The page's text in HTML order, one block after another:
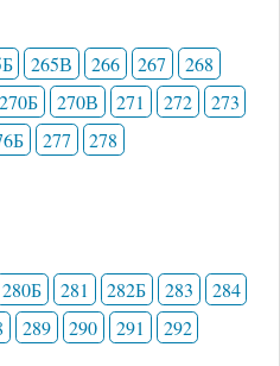
265В 266 267
268
270Б 270В 271 272
273
277 278
280Б 281 282Б 283
284
289 290 291 292